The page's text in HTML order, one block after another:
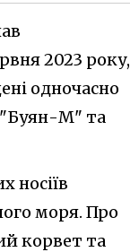
2023 року,
одночасно
"Буян-М" та
носіїв
моря. Про
корвет та